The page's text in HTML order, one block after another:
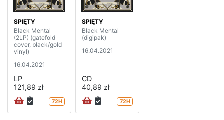
SPIĘTY
Black Mental
(2LP) (gatefold
cover, black/gold
vinyl)
16.04.2021
LP
121,89 zł
72H
SPIĘTY
Black Mental
(digipak)
16.04.2021
CD
40,89 zł
72H